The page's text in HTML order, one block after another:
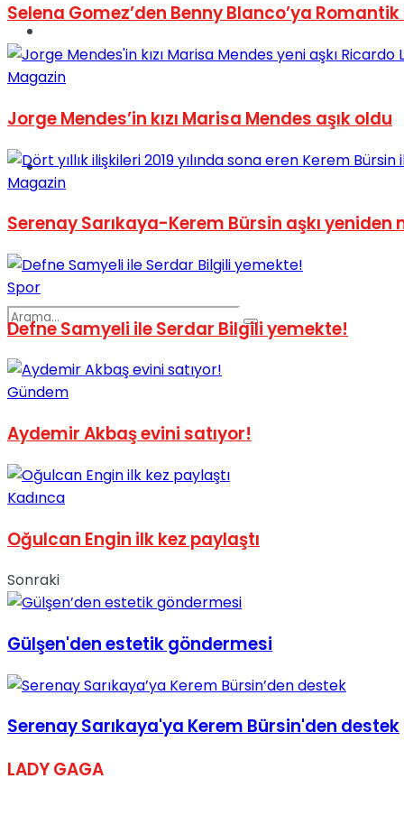
Podcast
View All Result
Selena Gomez’den Benny Blanco’ya
Magazin
Jorge Mendes’in kızı Marisa Mendes aşık oldu
Magazin
Serenay Sarıkaya-Kerem Bürsin aşkı yeniden
Spor
Defne Samyeli ile Serdar Bilgili yemekte!
Gündem
Aydemir Akbaş evini satıyor!
Kadınca
Oğulcan Engin ilk kez paylaştı
Sonraki
Gülşen'den estetik göndermesi
Serenay Sarıkaya'ya Kerem Bürsin'den destek
LADY GAGA